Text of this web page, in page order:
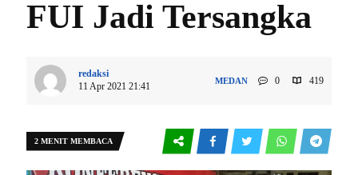
FUI Jadi Tersangka
redaksi
11 Apr 2021 21:41
MEDAN 0 419
2 MENIT MEMBACA